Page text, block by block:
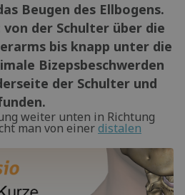
Beugen des Ellbogens.
der Schulter über die
bis knapp unter die
Bizepsbeschwerden
der Schulter und
weiter unten in Richtung
man von einerdistalen